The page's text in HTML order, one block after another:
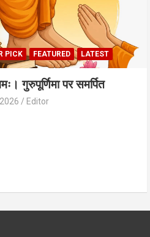
PICK FEATURED LATEST
गुरुपूर्णिमा पर समर्पित
Editor